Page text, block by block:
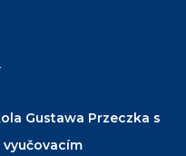
Gustawa Przeczka s